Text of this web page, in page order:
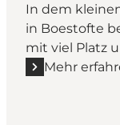
In dem
in Boestofte
mit viel Platz
Mehr
Mehr